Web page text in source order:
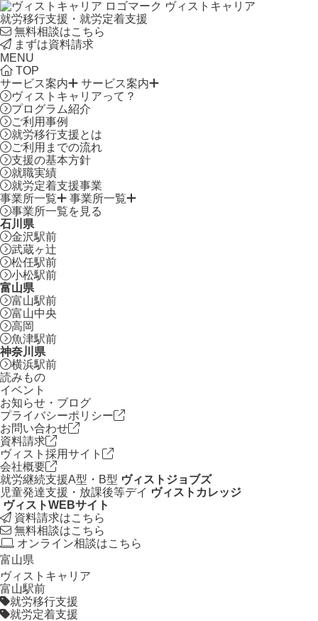
ヴィストキャリア
就労移行支援・就労定着支援
無料相談はこちら
まずは資料請求
MENU
TOP
サービス案内
サービス案内
ヴィストキャリアって？
プログラム紹介
ご利用事例
就労移行支援とは
ご利用までの流れ
支援の基本方針
就職実績
就労定着支援事業
事業所一覧
事業所一覧
事業所一覧を見る
石川県
金沢駅前
武蔵ヶ辻
松任駅前
小松駅前
富山県
富山駅前
富山中央
高岡
魚津駅前
神奈川県
横浜駅前
読みもの
イベント
お知らせ・ブログ
プライバシーポリシー
お問い合わせ
資料請求
ヴィスト採用サイト
会社概要
就労継続支援A型・B型 ヴィストジョブズ
児童発達支援・放課後等デイ ヴィストカレッジ
ヴィストWEBサイト
資料請求はこちら
無料相談はこちら
オンライン相談はこちら
富山県
ヴィストキャリア
富山駅前
就労移行支援
就労定着支援